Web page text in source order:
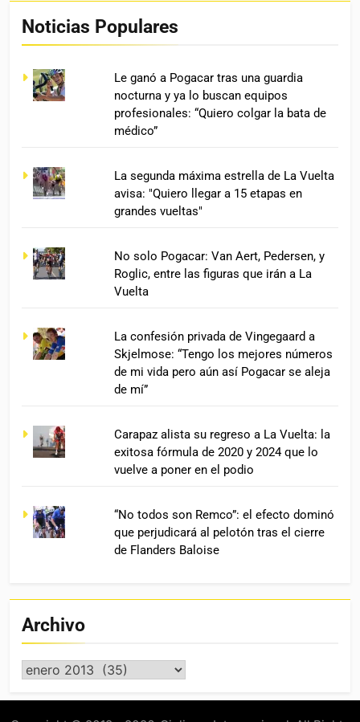
Noticias Populares
Le ganó a Pogacar tras una guardia
nocturna y ya lo buscan equipos
profesionales: “Quiero colgar la bata de
médico”
La segunda máxima estrella de La Vuelta
avisa: "Quiero llegar a 15 etapas en
grandes vueltas"
No solo Pogacar: Van Aert, Pedersen, y
Roglic, entre las figuras que irán a La
Vuelta
La confesión privada de Vingegaard a
Skjelmose: “Tengo los mejores números
de mi vida pero aún así Pogacar se aleja
de mí”
Carapaz alista su regreso a La Vuelta: la
exitosa fórmula de 2020 y 2024 que lo
vuelve a poner en el podio
“No todos son Remco”: el efecto dominó
que perjudicará al pelotón tras el cierre
de Flanders Baloise
Archivo
Archivo